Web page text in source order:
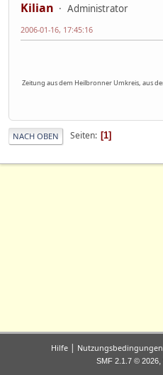
Kilian Administrator
2006-01-16, 17:45:16
Zeitung aus dem Heilbronner Umkreis, aus
NACH OBEN Seiten 1
Hilfe |
SMF 2.1.7 © 2026,